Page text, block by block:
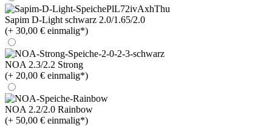
Sapim D-Light schwarz 2.0/1.65/2.0
(+ 30,00 € einmalig*)
NOA 2.3/2.2 Strong
(+ 20,00 € einmalig*)
NOA 2.2/2.0 Rainbow
(+ 50,00 € einmalig*)